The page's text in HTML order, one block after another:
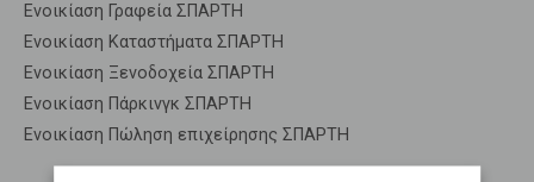
Ενοικίαση Γραφεία ΣΠΑΡΤΗ
Ενοικίαση Καταστήματα ΣΠΑΡΤΗ
Ενοικίαση Ξενοδοχεία ΣΠΑΡΤΗ
Ενοικίαση Πάρκινγκ ΣΠΑΡΤΗ
Ενοικίαση Πώληση επιχείρησης ΣΠΑΡΤΗ